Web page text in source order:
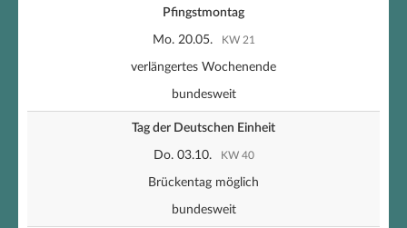
Pfingstmontag
Mo. 20.05. KW 21
verlängertes Wochenende
bundesweit
Tag der Deutschen Einheit
Do. 03.10. KW 40
Brückentag möglich
bundesweit